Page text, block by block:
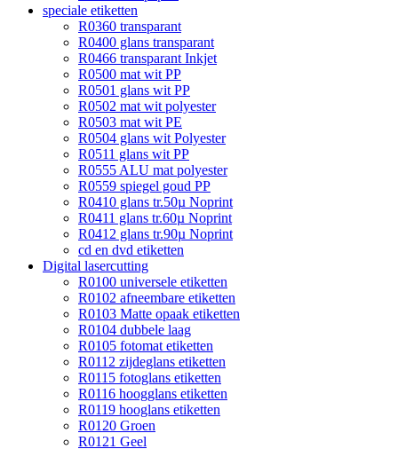
speciale etiketten
R0360 transparant
R0400 glans transparant
R0466 transparant Inkjet
R0500 mat wit PP
R0501 glans wit PP
R0502 mat wit polyester
R0503 mat wit PE
R0504 glans wit Polyester
R0511 glans wit PP
R0555 ALU mat polyester
R0559 spiegel goud PP
R0410 glans tr.50µ Noprint
R0411 glans tr.60µ Noprint
R0412 glans tr.90µ Noprint
cd en dvd etiketten
Digital lasercutting
R0100 universele etiketten
R0102 afneembare etiketten
R0103 Matte opaak etiketten
R0104 dubbele laag
R0105 fotomat etiketten
R0112 zijdeglans etiketten
R0115 fotoglans etiketten
R0116 hoogglans etiketten
R0119 hooglans etiketten
R0120 Groen
R0121 Geel